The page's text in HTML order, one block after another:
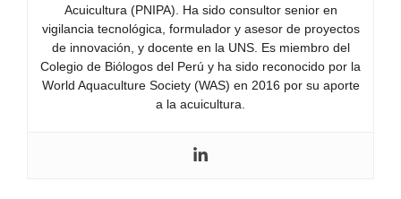
Acuicultura (PNIPA). Ha sido consultor senior en
vigilancia tecnológica, formulador y asesor de proyectos
de innovación, y docente en la UNS. Es miembro del
Colegio de Biólogos del Perú y ha sido reconocido por la
World Aquaculture Society (WAS) en 2016 por su aporte
a la acuicultura.